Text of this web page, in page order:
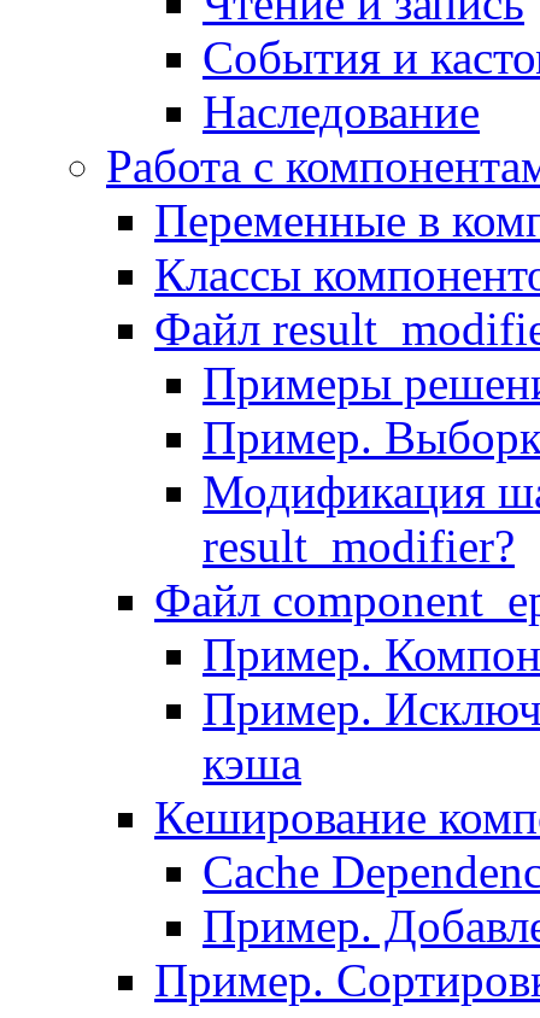
События и
Наследование
Работа с
Переменные в
Классы
Файл
Примеры
Пример.
Модификация
result_modifier?
Файл
Пример.
Пример.
кэша
Кеширование
Сache
Пример.
Пример.